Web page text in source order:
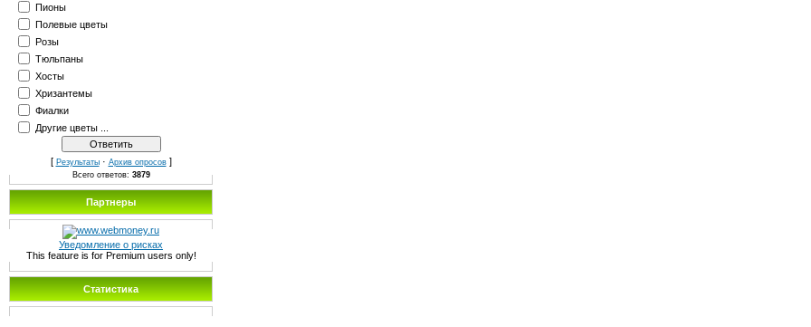
Пионы
Полевые цветы
Розы
Тюльпаны
Хосты
Хризантемы
Фиалки
Другие цветы ...
[ Результаты· Архив опросов]
Всего ответов: 3879
Партнеры
Уведомление о рисках
This feature is for Premium users only!
Статистика